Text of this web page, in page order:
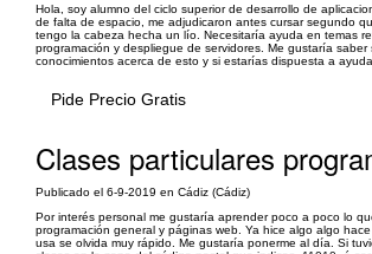
Hola, soy alumno del ciclo superior de desarrollo de
de falta de espacio, me adjudicaron antes cursar segundo
tengo la cabeza hecha un lío. Necesitaría ayuda en temas
programación y despliegue de servidores. Me gustaría saber
conocimientos acerca de esto y si estarías dispuesta a
Pide Precio Gratis
Clases particulares
Publicado el 6-9-2019 en Cádiz (Cádiz)
Por interés personal me gustaría aprender poco a poco lo
programación general y páginas web. Ya hice algo algo
usa se olvida muy rápido. Me gustaría ponerme al día. Si